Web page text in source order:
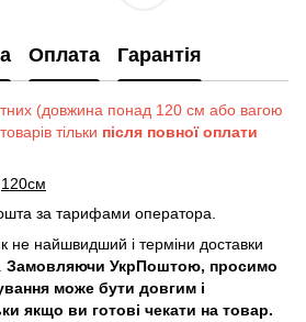
Оплата Гарантія
(довжина понад 120 см або вагою
тільки після повної оплати
120см
за тарифами оператора.
не найшвидший і терміни доставки
Замовляючи УкрПоштою, просимо
може бути довгим і
якщо ви готові чекати на товар.